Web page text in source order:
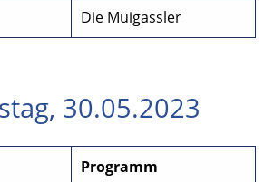
Die Muigassler
30.05.2023
Programm